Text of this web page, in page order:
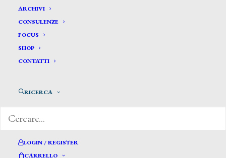
ARCHIVI
CONSULENZE
FOCUS
SHOP
CONTATTI
RICERCA
LOGIN / REGISTER
CARRELLO
Minardi Francesco